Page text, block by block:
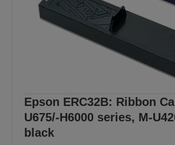
Epson ERC32B: Ribbon
U675/-H6000 series, M-
black